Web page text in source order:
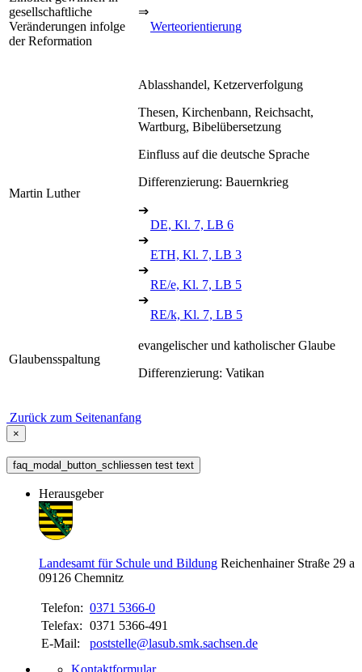
gesellschaftliche
Veränderungen infolge
der Reformation
⇒
Werteorientierung
Martin Luther
Ablasshandel, Ketzerverfolgung
Thesen, Kirchenbann, Reichsacht,
Wartburg, Bibelübersetzung
Einfluss auf die deutsche Sprache
Differenzierung: Bauernkrieg
➔
DE, Kl. 7, LB 6
➔
ETH, Kl. 7, LB 3
➔
RE/e, Kl. 7, LB 5
➔
RE/k, Kl. 7, LB 5
Glaubensspaltung
evangelischer und katholischer Glaube
Differenzierung: Vatikan
Zurück zum Seitenanfang
×
faq_modal_button_schliessen test text
Herausgeber
Landesamt für Schule und Bildung Reichenhainer Straße 29 a
09126 Chemnitz
Telefon: 0371 5366-0
Telefax: 0371 5366-491
E-Mail:
poststelle@lasub.smk.sachsen.de
Kontaktformular